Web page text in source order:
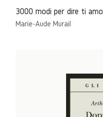
3000 modi per dire ti amo
Marie-Aude Murail